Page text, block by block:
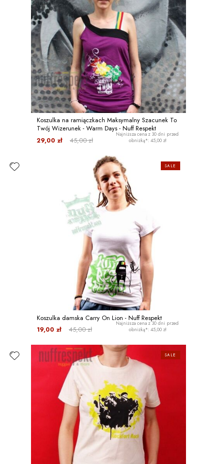
Koszulka na ramiączkach Maksymalny Szacunek To
Twój Wizerunek - Warm Days - Nuff Respekt
45,00 zł
29,00 zł
Najniższa cena z 30 dni przed
obniżką*: 45,00 zł
Koszulka damska Carry On Lion - Nuff Respekt
45,00 zł
19,00 zł
Najniższa cena z 30 dni przed
obniżką*: 45,00 zł
SALE
SALE